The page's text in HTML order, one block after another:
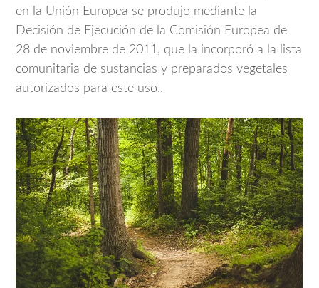
en la Unión Europea se produjo mediante la
Decisión de Ejecución de la Comisión Europea de
28 de noviembre de 2011, que la incorporó a la lista
comunitaria de sustancias y preparados vegetales
autorizados para este uso..